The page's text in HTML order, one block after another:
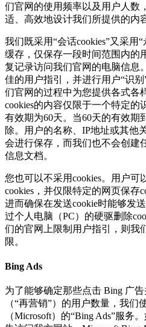
们官网的使用频率以及用户人数
适、高效地设计我们所提供的内
我们既采用“会话cookies”又采用
缓存，仅保存一段时间范围内的
复记录访问我们官网的电脑信息
佳的用户指引，并进行用户“识
们官网的过程中为您提供各式各
cookies的内容仅限于一个特定的
有效期为60天。当60天的有效期
除。用户的名称、IP地址或其他
会进行保存，而我们也不会创建
信息文档。
您也可以不采用cookies。用户可
cookies，并仅限特定的网页保存
进而确保在发送cookie时能够发
过个人电脑（PC）的硬驱删除
们的官网上限制用户指引，则我
限。
Bing Ads
为了能够确定那些点击 Bing 广
（“再营销”）的用户数量，我们
（Microsoft）的“Bing Ads”服务